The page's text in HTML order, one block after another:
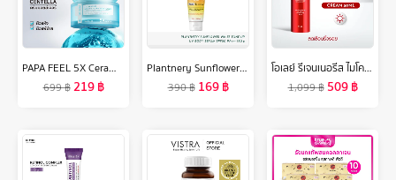
PAPA FEEL 5X Ceramide Barrier Moisturizer Gel ปัญหาผิวแห้ง แดง ผื่น คัน ลดปัญหาสิว ที่ช่วยเสริมสร้างเกราะป้องกันผิว มอยเจอร์ไรเซอร์ มอยส์เจอร์ไรเซอร์ 30g - มอยส์เจอไรเซอร์ เหมาะสำหรับผิวทุกรูปแบบ
699฿219฿
Plantnery Sunflower White Tone Up UV Body Serum SPF50 PA+++ 180 g
390฿ 169฿
โอเลย์ รีเจนเนอรีส ไมโคร-สกัลป์ติ้ง SPF30 มอยส์เจอร์ไรเซอร์ ครีม 50 มล. ไนอะซินาไมด์ ลดเลือนริ้วรอย สกินแคร์ Olay Regenerist Micro Sculpting SPF 30 Moisturiser Cream 50ML
1,099฿ 509฿